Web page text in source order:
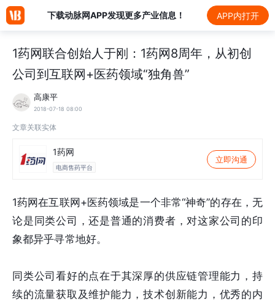
下载动脉网APP发现更多产业信息！ APP内打开
1药网联合创始人于刚：1药网8周年，从初创
公司到互联网+医药领域“独角兽”
高康平
2018-07-18 08:00
文章关联实体
1药网
电商售药平台
立即沟通
1药网在互联网+医药领域是一个非常“神奇”的存在，无
论是同类公司，还是普通的消费者，对这家公司的印
象都异乎寻常地好。
同类公司看好的点在于其深厚的供应链管理能力，持
续的流量获取及维护能力，技术创新能力，优秀的内